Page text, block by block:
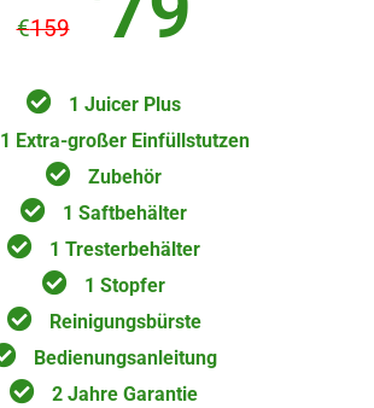
€159
1 Juicer Plus
1 Extra-großer Einfüllstutzen
Zubehör
1 Saftbehälter
1 Tresterbehälter
1 Stopfer
Reinigungsbürste
Bedienungsanleitung
2 Jahre Garantie